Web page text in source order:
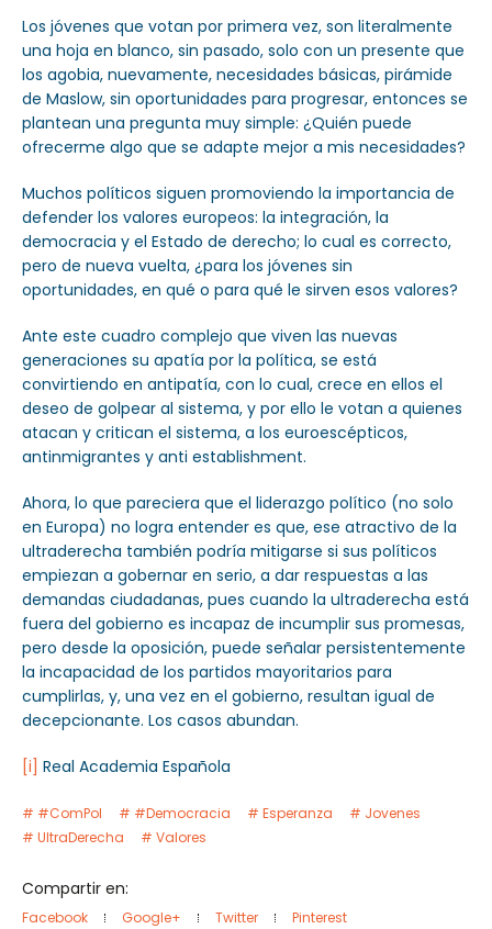
Los jóvenes que votan por primera vez, son literalmente
una hoja en blanco, sin pasado, solo con un presente que
los agobia, nuevamente, necesidades básicas, pirámide
de Maslow, sin oportunidades para progresar, entonces se
plantean una pregunta muy simple: ¿Quién puede
ofrecerme algo que se adapte mejor a mis necesidades?
Muchos políticos siguen promoviendo la importancia de
defender los valores europeos: la integración, la
democracia y el Estado de derecho; lo cual es correcto,
pero de nueva vuelta, ¿para los jóvenes sin
oportunidades, en qué o para qué le sirven esos valores?
Ante este cuadro complejo que viven las nuevas
generaciones su apatía por la política, se está
convirtiendo en antipatía, con lo cual, crece en ellos el
deseo de golpear al sistema, y por ello le votan a quienes
atacan y critican el sistema, a los euroescépticos,
antinmigrantes y anti establishment.
Ahora, lo que pareciera que el liderazgo político (no solo
en Europa) no logra entender es que, ese atractivo de la
ultraderecha también podría mitigarse si sus políticos
empiezan a gobernar en serio, a dar respuestas a las
demandas ciudadanas, pues cuando la ultraderecha está
fuera del gobierno es incapaz de incumplir sus promesas,
pero desde la oposición, puede señalar persistentemente
la incapacidad de los partidos mayoritarios para
cumplirlas, y, una vez en el gobierno, resultan igual de
decepcionante. Los casos abundan.
[i] Real Academia Española
#ComPol #Democracia Esperanza
Jovenes
UltraDerecha
Valores
Compartir en:
Facebook Google+ Twitter Pinterest